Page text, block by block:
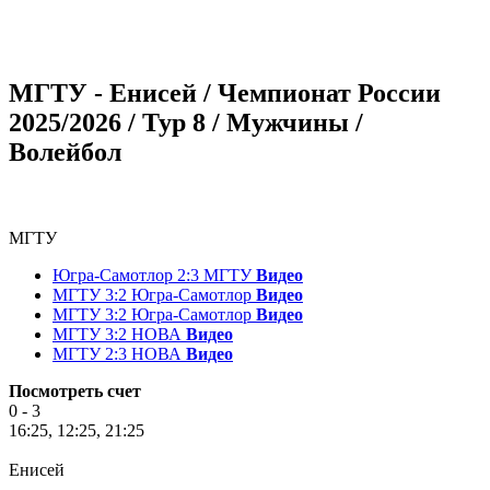
МГТУ - Енисей / Чемпионат России
2025/2026 / Тур 8 / Мужчины /
Волейбол
МГТУ
Югра-Самотлор 2:3 МГТУВидео
МГТУ 3:2 Югра-Самотлор Видео
МГТУ 3:2 Югра-Самотлор Видео
МГТУ 3:2 НОВА Видео
МГТУ 2:3 НОВА Видео
Посмотреть счет
0 - 3
16:25, 12:25, 21:25
Енисей